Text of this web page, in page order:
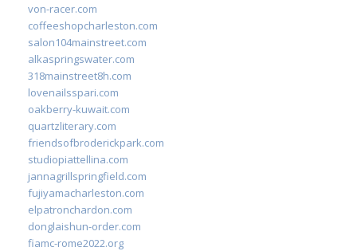
von-racer.com
coffeeshopcharleston.com
salon104mainstreet.com
alkaspringswater.com
318mainstreet8h.com
lovenailsspari.com
oakberry-kuwait.com
quartzliterary.com
friendsofbroderickpark.com
studiopiattellina.com
jannagrillspringfield.com
fujiyamacharleston.com
elpatronchardon.com
donglaishun-order.com
fiamc-rome2022.org